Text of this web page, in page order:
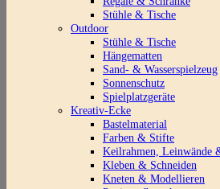
Stühle & Tische
Outdoor
Stühle & Tische
Hängematten
Sand- & Wasserspielzeug
Sonnenschutz
Spielplatzgeräte
Kreativ-Ecke
Bastelmaterial
Farben & Stifte
Keilrahmen, Leinwände
Kleben & Schneiden
Kneten & Modellieren